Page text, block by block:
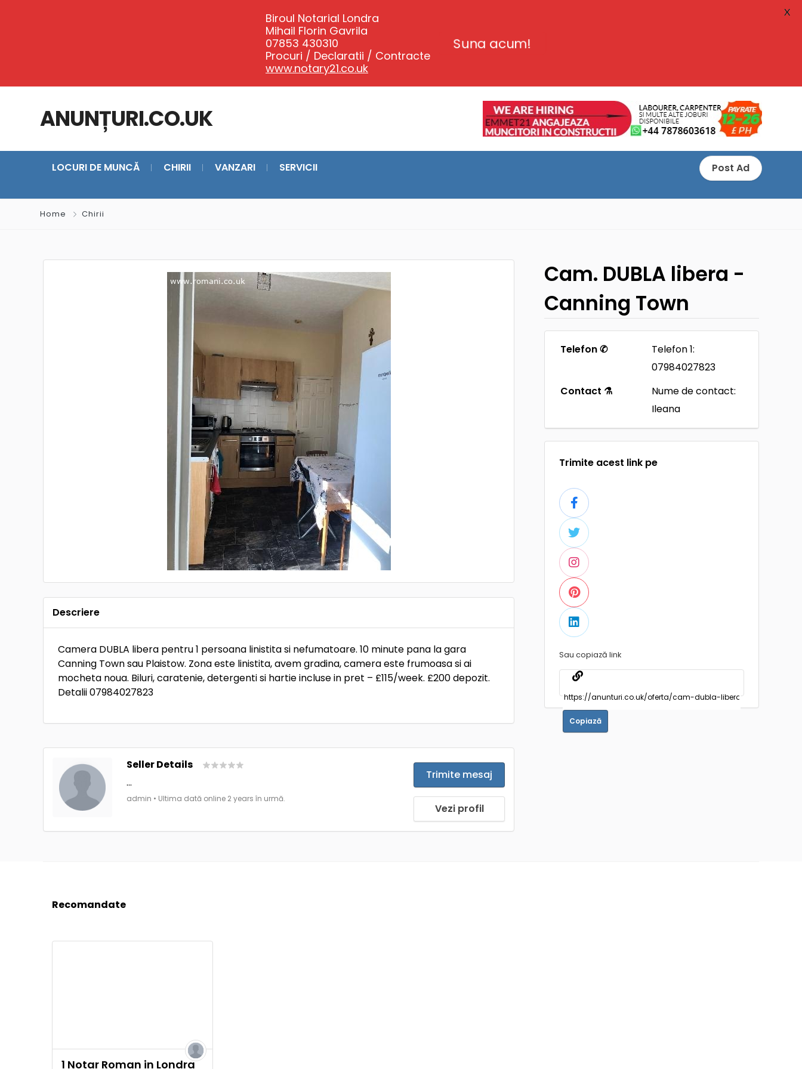
ANUNȚURI.CO.UK
LOCURI DE MUNCĂ CHIRII VANZARI SERVICII Post Ad
Home Chirii
Descriere
Camera DUBLA libera pentru 1 persoana linistita si nefumatoare. 10 minute pana la gara
Canning Town sau Plaistow. Zona este linistita, avem gradina, camera este frumoasa si ai
mocheta noua. Biluri, caratenie, detergenti si hartie incluse in pret – £115/week. £200 depozit.
Detalii 07984027823
Seller Details
...
admin • Ultima dată online 2 years în urmă.
Trimite mesaj
Vezi profil
Cam. DUBLA libera -
Canning Town
Telefon ✆
Telefon 1:
07984027823
Contact ⚗
Nume de contact:
Ileana
Trimite acest link pe
Sau copiază link
Copiază
Recomandate
1 Notar Roman in Londra
Biroul Notarial Londra
Mihail Florin Gavrila
07853 430310
Procuri / Declaratii / Contracte
www.notary21.co.uk
Suna acum!
X